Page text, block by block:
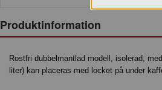
Produktinformation
Rostfri dubbelmantlad modell, isolerad,
liter) kan placeras med locket på under